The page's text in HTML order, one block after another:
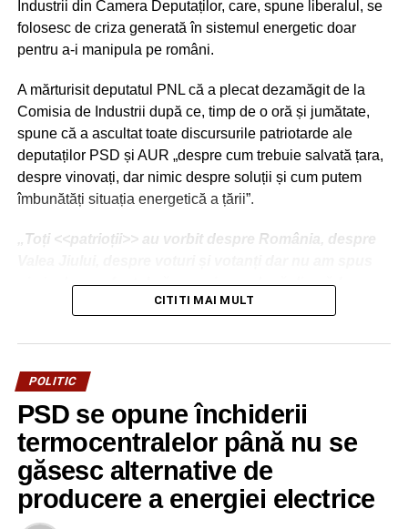
RECLAMA
La finalul întâlnirii, președintele Comisiei de Politică
Externă din cadrul Senatului României i-a oferit
omologului său danez, Christian Friis Bach, o gravură
înfățișând Parlamentul României. În partea a doua a
întâlnirii președintele Senatului României, Mircea
Abrudean, a ținut să salute prezența delegației daneze în
Urmărește Incomod Media și pe Google News
RELATIONATE: DANEMARCA DELEGAŢIE
PARLAMENT
URMATOAREA
Sorin Grindeanu va consulta poporul PSD-ist
dacă să rămână sau nu la guvernare
NU RATAȚI
AUR vrea alegeri locale în două tururi de scrutin
Industrii din Camera Deputaților, care, spune liberalul, se
folosesc de criza generată în sistemul energetic doar
pentru a-i manipula pe români.
A mărturisit deputatul PNL că a plecat dezamăgit de la
Comisia de Industrii după ce, timp de o oră și jumătate,
spune că a ascultat toate discursurile patriotarde ale
deputaților PSD și AUR „despre cum trebuie salvată țara,
despre vinovați, dar nimic despre soluții și cum putem
îmbunătăți situația energetică a țării”.
„Toți <<patrioții>> au vorbit despre România, despre
nimic despre faptul că energia produsă din cărbune
este ceea mai poluantă sau despre faptul că Polonia
cărbune mult mai superior caloric față de cel
românesc și de aici rentabilitatea centralelor
poloneze”.
Mai spune Aurelian Cotinescu că, în momentul în care
reprezentanții Ministerului Energiei au vorbit în cadrul
Comisiei și au încercat să explice cum stau lucrurile, nu i-
a ascultat nimeni, deși erau oameni cu expertiză, care
cunoșteau clar problemele din sistemul energetic .
CITITI MAI MULT
POLITIC
PSD se opune închiderii
termocentralelor până nu se
găsesc alternative de
producere a energiei electrice